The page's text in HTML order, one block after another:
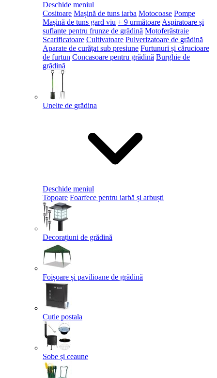
Deschide meniul
Cositoare Mașină de tuns iarba Motocoase Pompe
Mașină de tuns gard viu + 9 următoare Aspiratoare și
suflante pentru frunze de grădină Motoferăstraie
Scarificatoare Cultivatoare Pulverizatoare de grădină
Aparate de curăţat sub presiune Furtunuri și cărucioare
de furtun Concasoare pentru grădină Burghie de
grădină
Unelte de grădina
Deschide meniul
Topoare Foarfece pentru iarbă și arbuști
Decorațiuni de grădină
Foișoare și pavilioane de grădină
Cutie postala
Sobe și ceaune